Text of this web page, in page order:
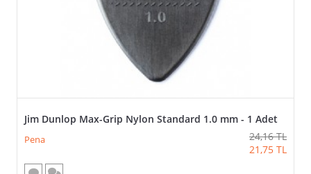
Jim Dunlop Max-Grip Nylon Standard 1.0 mm - 1 Adet
Pena 24,16 TL
21,75 TL